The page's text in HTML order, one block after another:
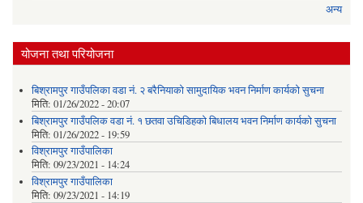
अन्य
योजना तथा परियोजना
बिश्रामपुर गाउँपलिका वडा नं. २ बरैनियाको सामुदायिक भवन निर्माण कार्यको सुचना
मिति: 01/26/2022 - 20:07
बिश्रामपुर गाउँपलिक वडा नं. १ छतवा उचिडिहको बिधालय भवन निर्माण कार्यको सुचना
मिति: 01/26/2022 - 19:59
विश्रामपुर गाउँपालिका
मिति: 09/23/2021 - 14:24
विश्रामपुर गाउँपालिका
मिति: 09/23/2021 - 14:19